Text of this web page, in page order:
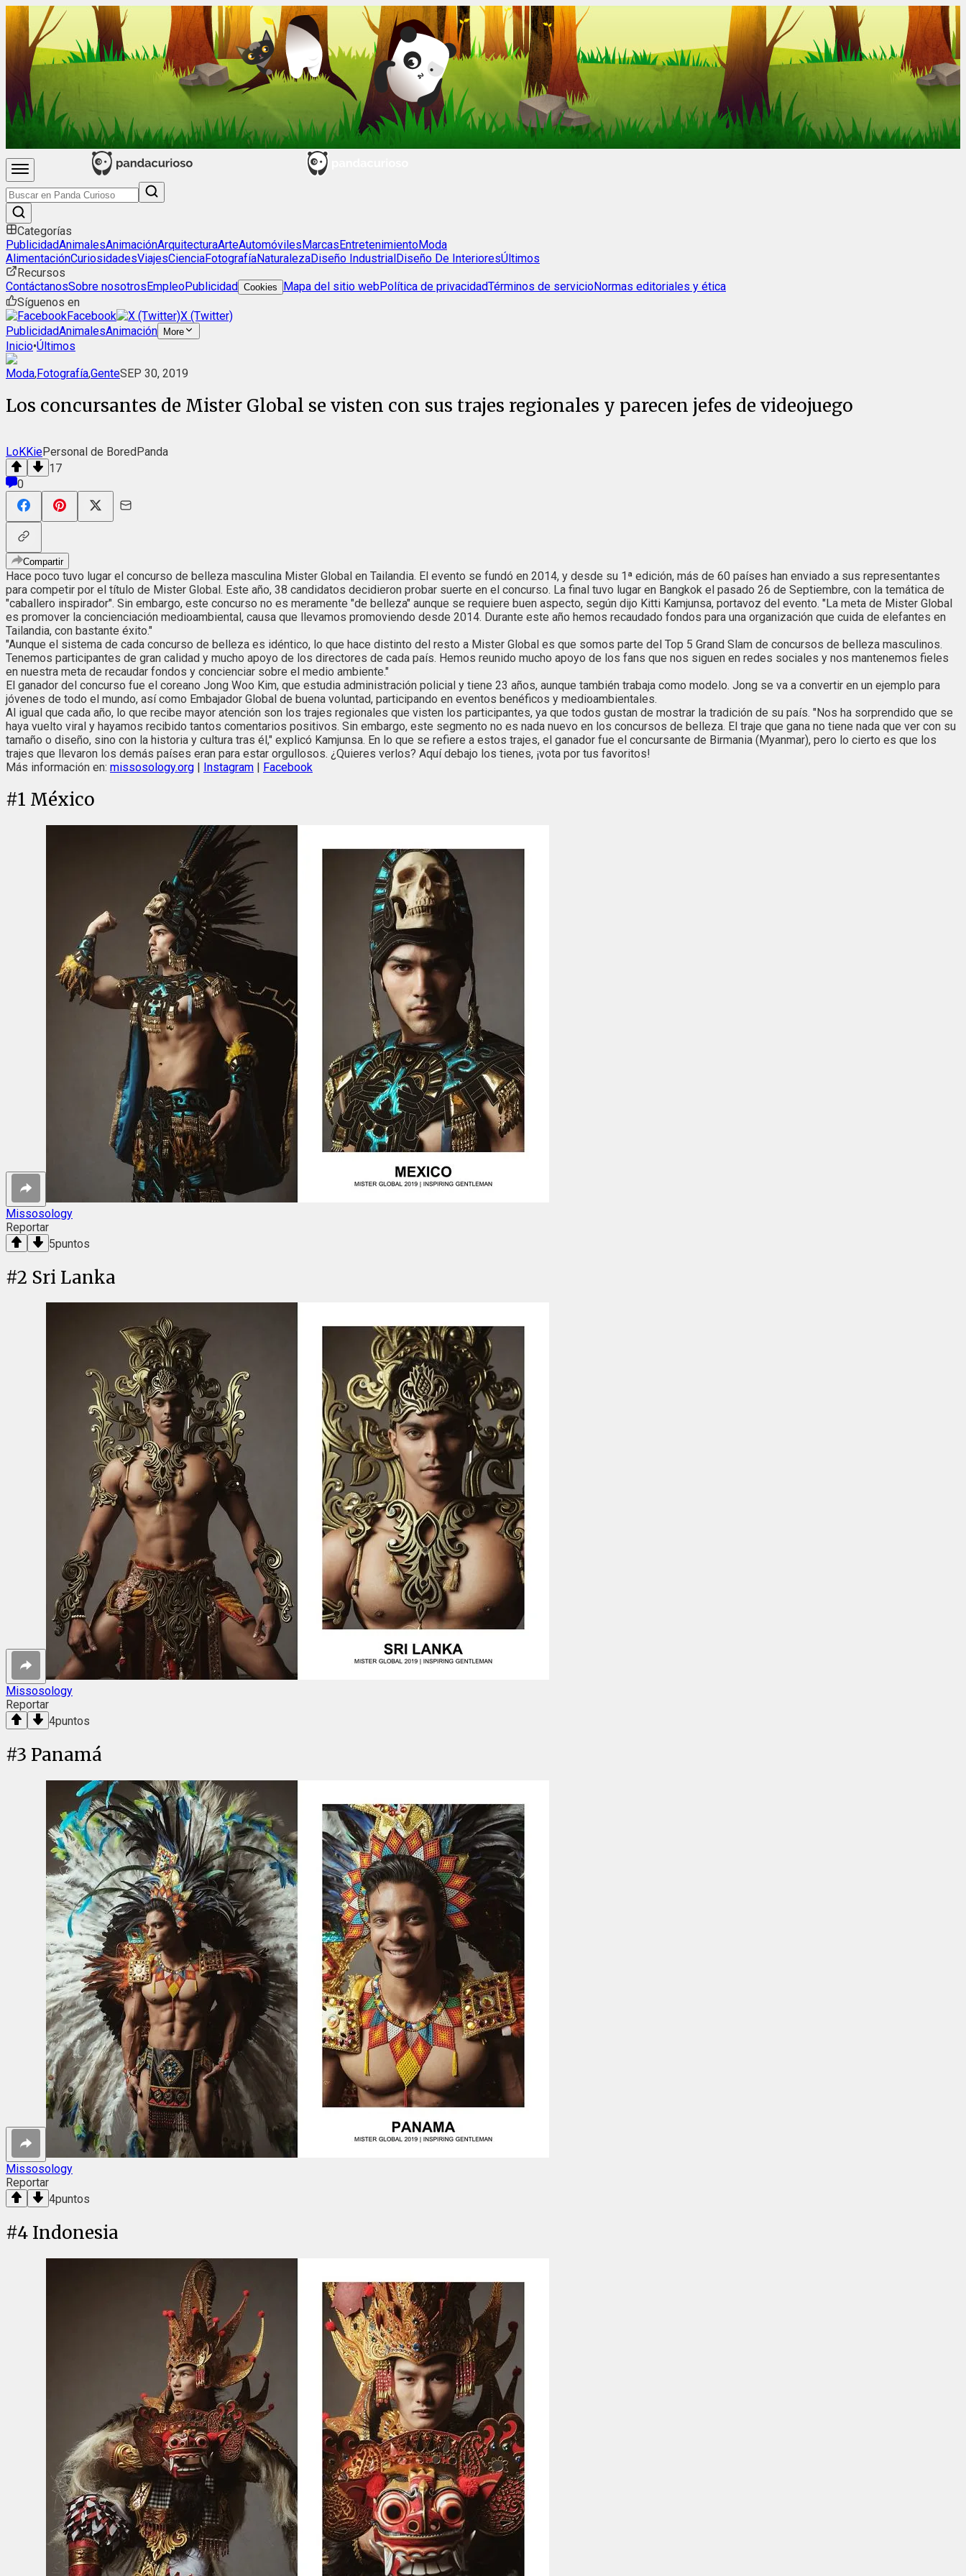
Categorías
PublicidadAnimalesAnimaciónArquitecturaArteAutomóvilesMarcasEntretenimientoModa
AlimentaciónCuriosidadesViajesCienciaFotografíaNaturalezaDiseño IndustrialDiseño De InterioresÚltimos
Recursos
ContáctanosSobre nosotrosEmpleoPublicidad Cookies Mapa del sitio webPolítica de privacidadTérminos de servicioNormas editoriales y ética
Síguenos en
Facebook
X (Twitter)
PublicidadAnimalesAnimación More
Inicio•Últimos
Moda,Fotografía,GenteSEP 30, 2019
Los concursantes de Mister Global se visten con sus trajes regionales y parecen jefes de videojuego
LoKKiePersonal de BoredPanda
17
0
Compartir
Hace poco tuvo lugar el concurso de belleza masculina Mister Global en Tailandia. El evento se fundó en 2014, y desde su 1ª edición, más de 60 países han enviado a sus representantes
para competir por el título de Mister Global. Este año, 38 candidatos decidieron probar suerte en el concurso. La final tuvo lugar en Bangkok el pasado 26 de Septiembre, con la temática de
"caballero inspirador". Sin embargo, este concurso no es meramente "de belleza" aunque se requiere buen aspecto, según dijo Kitti Kamjunsa, portavoz del evento. "La meta de Mister Global
es promover la concienciación medioambiental, causa que llevamos promoviendo desde 2014. Durante este año hemos recaudado fondos para una organización que cuida de elefantes en
Tailandia, con bastante éxito."
"Aunque el sistema de cada concurso de belleza es idéntico, lo que hace distinto del resto a Mister Global es que somos parte del Top 5 Grand Slam de concursos de belleza masculinos.
Tenemos participantes de gran calidad y mucho apoyo de los directores de cada país. Hemos reunido mucho apoyo de los fans que nos siguen en redes sociales y nos mantenemos fieles
en nuestra meta de recaudar fondos y concienciar sobre el medio ambiente."
El ganador del concurso fue el coreano Jong Woo Kim, que estudia administración policial y tiene 23 años, aunque también trabaja como modelo. Jong se va a convertir en un ejemplo para
jóvenes de todo el mundo, así como Embajador Global de buena voluntad, participando en eventos benéficos y medioambientales.
Al igual que cada año, lo que recibe mayor atención son los trajes regionales que visten los participantes, ya que todos gustan de mostrar la tradición de su país. "Nos ha sorprendido que se
haya vuelto viral y hayamos recibido tantos comentarios positivos. Sin embargo, este segmento no es nada nuevo en los concursos de belleza. El traje que gana no tiene nada que ver con su
tamaño o diseño, sino con la historia y cultura tras él," explicó Kamjunsa. En lo que se refiere a estos trajes, el ganador fue el concursante de Birmania (Myanmar), pero lo cierto es que los
trajes que llevaron los demás países eran para estar orgullosos. ¿Quieres verlos? Aquí debajo los tienes, ¡vota por tus favoritos!
Más información en: missosology.org | Instagram | Facebook
#1 México
Missosology
Reportar
5puntos
#2 Sri Lanka
Missosology
Reportar
4puntos
#3 Panamá
Missosology
Reportar
4puntos
#4 Indonesia